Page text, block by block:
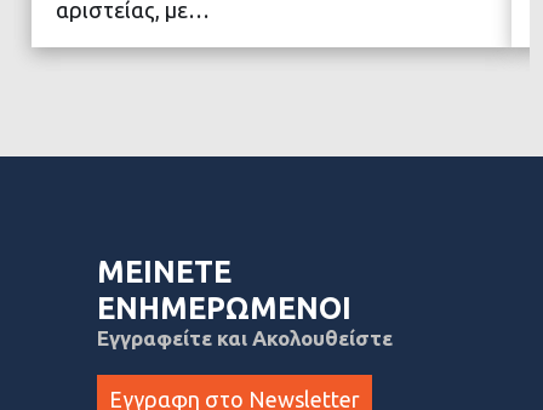
αριστείας, με…
ΜΕΙΝΕΤΕ
ΕΝΗΜΕΡΩΜΕΝΟΙ
Εγγραφείτε και Ακολουθείστε
Εγγραφη στο Newsletter